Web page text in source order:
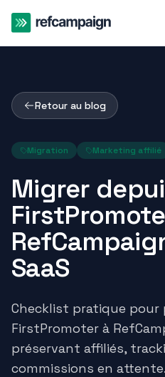
Retour au blog
Migration Marketing affilié
Migrer
SaaS
Checklist pratique pour
FirstPromoter à
préservant affiliés,
commissions en attente.